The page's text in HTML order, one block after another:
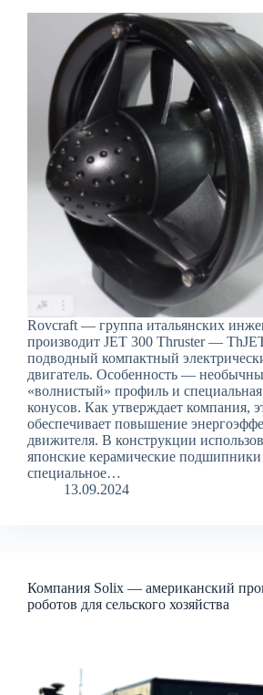
Rovcraft — группа итальянских
производит JET 300 Thruster —
подводный компактный
двигатель. Особенность —
«волнистый» профиль и специальная
конусов. Как утверждает компания,
обеспечивает повышение
движителя. В конструкции
японские керамические
специальное…
13.09.2024
Компания Solix — американский
роботов для сельского хозяйства